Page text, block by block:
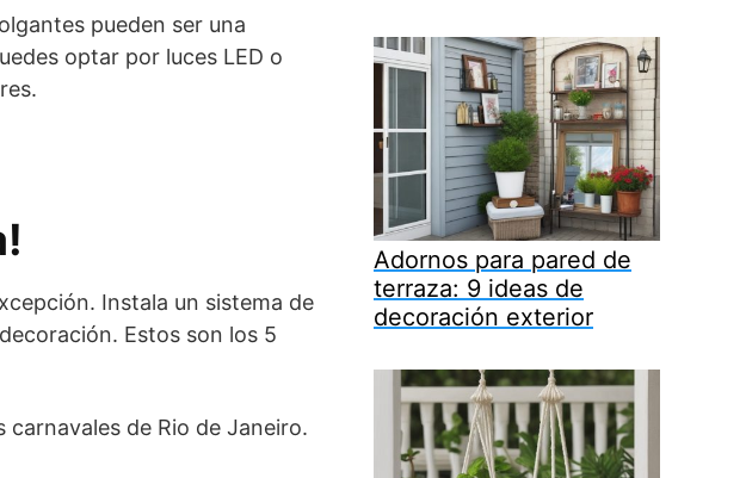
pueden ser una
optar por luces LED o
Instala un sistema de
Estos son los 5
carnavales de Rio de Janeiro.
Adornos para pared de
terraza: 9 ideas de
decoración exterior